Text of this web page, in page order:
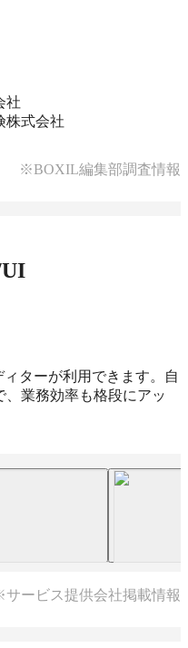
社
株式会社
※BOXIL編集部調査情報
ターが利用できます。自
業務効率も格段にアッ
ービス提供会社掲載情報